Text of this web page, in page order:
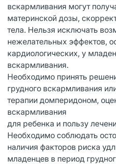
вскармливания могут
материнской дозы,
тела. Нельзя исключать
нежелательных эффектов,
кардиологических, у
вскармливания.
Необходимо принять
грудного вскармливания
терапии домперидоном,
вскармливания
для ребенка и пользу
Необходимо соблюдать
наличия факторов риска
младенцев в период